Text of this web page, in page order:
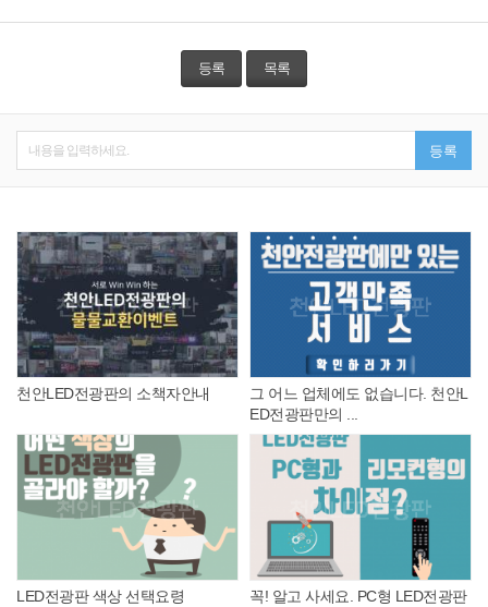
등록 목록
내용을 입력하세요. 등록
천안LED전광판의 소책자안내
그 어느 업체에도 없습니다. 천안L
ED전광판만의 ...
LED전광판 색상 선택요령
꼭! 알고 사세요. PC형 LED전광판